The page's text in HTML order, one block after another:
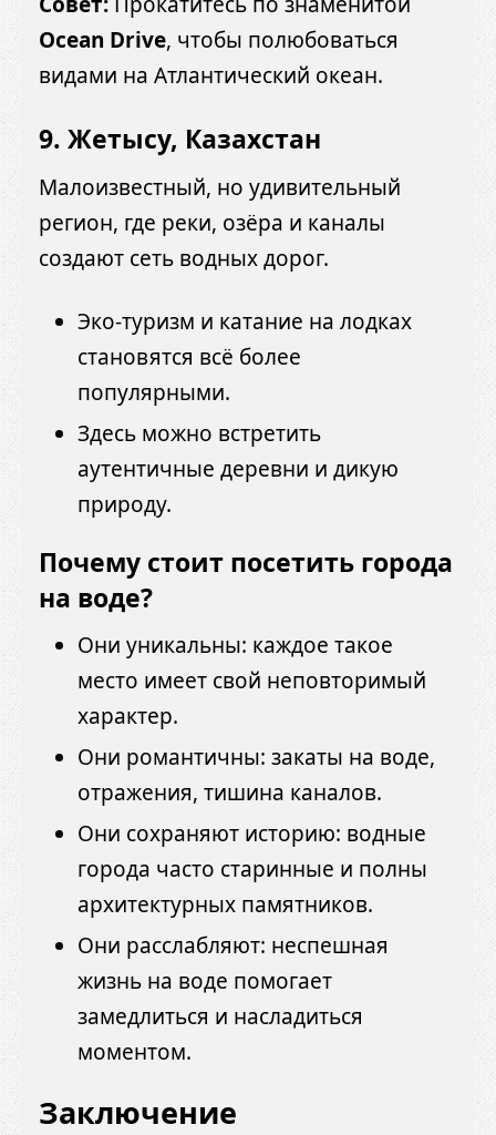
Ocean Drive, чтобы полюбоваться
видами на Атлантический океан.
9. Жетысу, Казахстан
Малоизвестный, но удивительный
регион, где реки, озёра и каналы
создают сеть водных дорог.
Эко-туризм и катание на лодках
становятся всё более
популярными.
Здесь можно встретить
аутентичные деревни и дикую
природу.
Почему стоит посетить города
на воде?
Они уникальны: каждое такое
место имеет свой неповторимый
характер.
Они романтичны: закаты на воде,
отражения, тишина каналов.
Они сохраняют историю: водные
города часто старинные и полны
архитектурных памятников.
Они расслабляют: неспешная
жизнь на воде помогает
замедлиться и насладиться
моментом.
Заключение